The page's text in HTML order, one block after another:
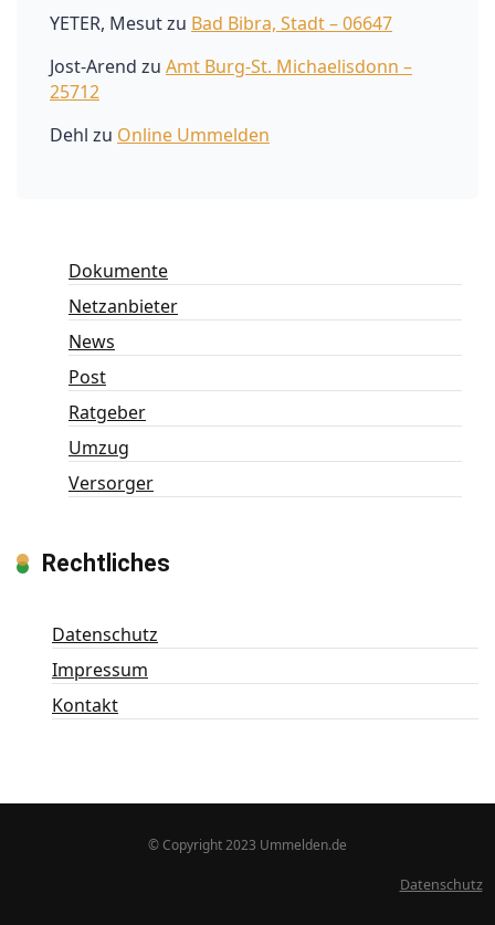
YETER, Mesutzu Bad Bibra, Stadt – 06647
Jost-Arend zu Amt Burg-St. Michaelisdonn –
25712
Dehl zu Online Ummelden
Dokumente
Netzanbieter
News
Post
Ratgeber
Umzug
Versorger
Rechtliches
Datenschutz
Impressum
Kontakt
© Copyright 2023 Ummelden.de
Datenschutz